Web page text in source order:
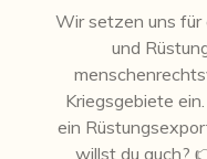
Wir setzen uns
und
Kriegsgebiete
ein
willst du auch?